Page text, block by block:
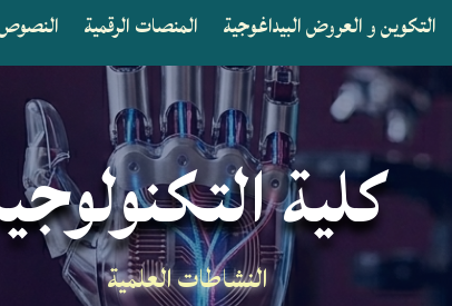
التكوين و العروض البيداغوجية المنصات الرقمية النصوص
كلية
النشاطات العلمية